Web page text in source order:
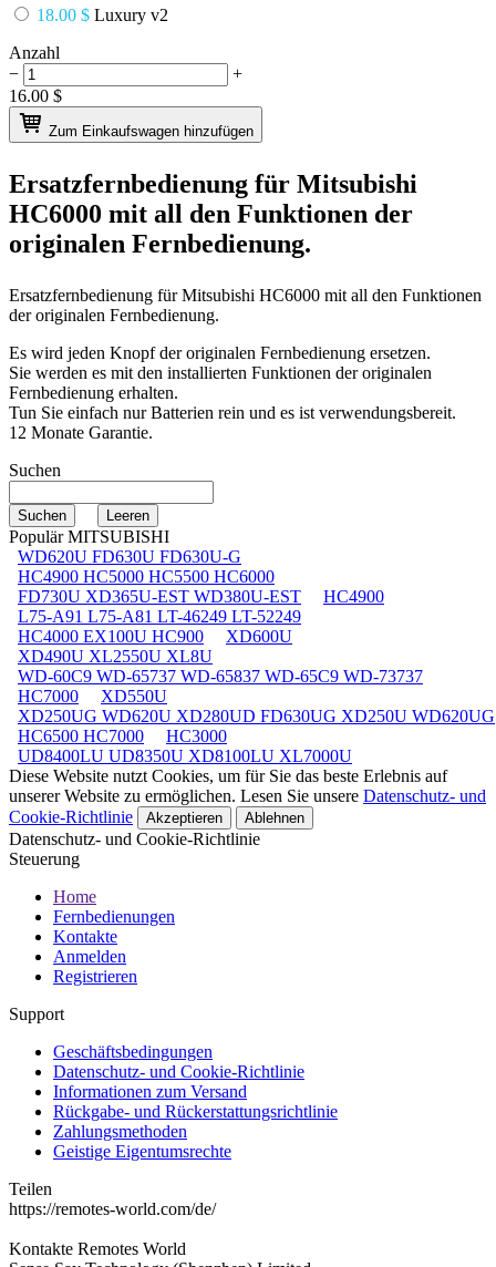
18.00 $ Luxury v2
Anzahl
−
+
16.00 $
Zum Einkaufswagen hinzufügen
Ersatzfernbedienung für Mitsubishi
HC6000 mit all den Funktionen der
originalen Fernbedienung.
Ersatzfernbedienung fürMitsubishi HC6000 mit all den Funktionen
der originalen Fernbedienung.
Es wird jeden Knopf der originalen Fernbedienung ersetzen.
Sie werden es mit den installierten Funktionen der originalen
Fernbedienung erhalten.
Tun Sie einfach nur Batterien rein und es ist verwendungsbereit.
12 Monate Garantie.
Suchen
Populär MITSUBISHI
WD620U FD630U FD630U-G
HC4900 HC5000 HC5500 HC6000
FD730U XD365U-EST WD380U-EST
HC4900
L75-A91 L75-A81 LT-46249 LT-52249
HC4000 EX100U HC900
XD600U
XD490U XL2550U XL8U
WD-60C9 WD-65737 WD-65837 WD-65C9 WD-73737
HC7000
XD550U
XD250UG WD620U XD280UD FD630UG XD250U WD620UG
HC6500 HC7000
HC3000
UD8400LU UD8350U XD8100LU XL7000U
Diese Website nutzt Cookies, um für Sie das beste Erlebnis auf
unserer Website zu ermöglichen. Lesen Sie unsere Datenschutz- und
Cookie-Richtlinie
Akzeptieren Ablehnen
Datenschutz- und Cookie-Richtlinie
Steuerung
Home
Fernbedienungen
Kontakte
Anmelden
Registrieren
Support
Geschäftsbedingungen
Datenschutz- und Cookie-Richtlinie
Informationen zum Versand
Rückgabe- und Rückerstattungsrichtlinie
Zahlungsmethoden
Geistige Eigentumsrechte
Teilen
https://remotes-world.com/de/
Kontakte Remotes World